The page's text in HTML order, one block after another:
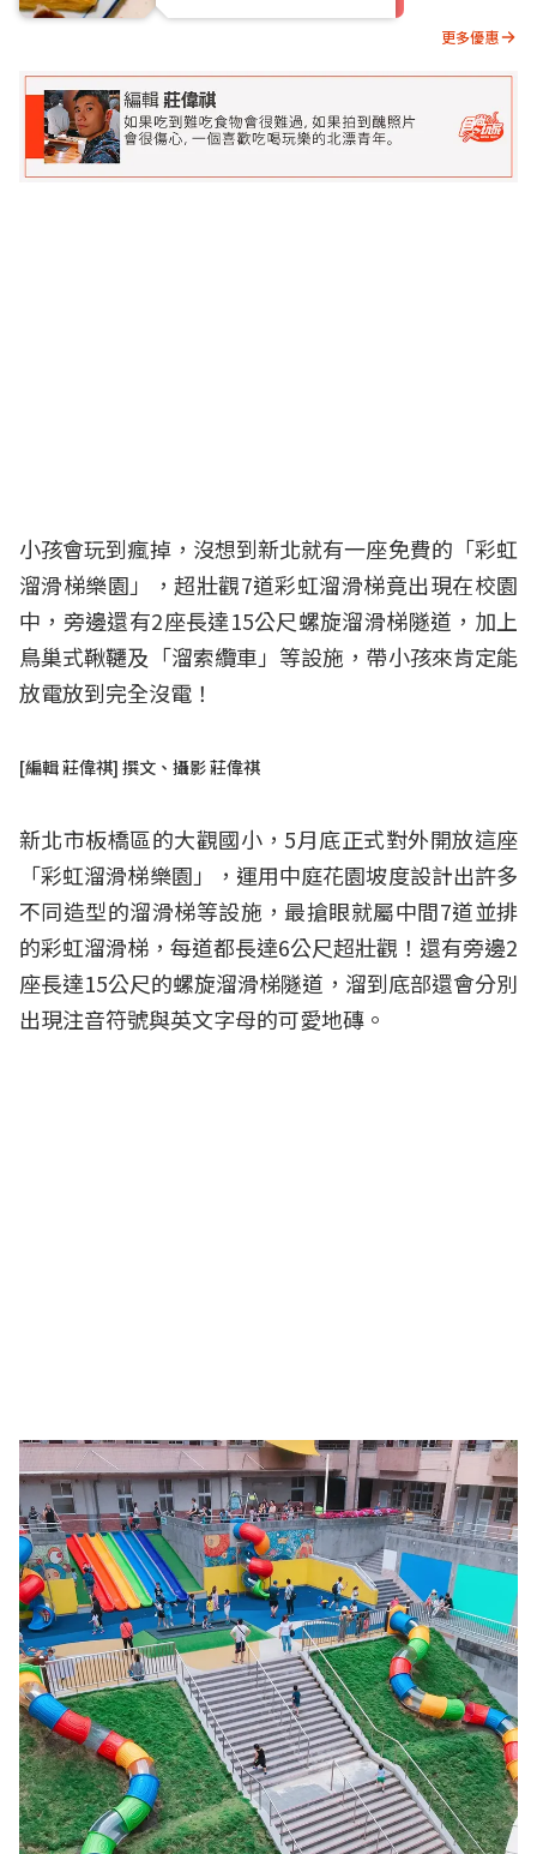
更多優惠
小孩會玩到瘋掉，沒想到新北就有一座免費的「彩虹
溜滑梯樂園」，超壯觀7道彩虹溜滑梯竟出現在校園
中，旁邊還有2座長達15公尺螺旋溜滑梯隧道，加上
鳥巢式鞦韆及「溜索纜車」等設施，帶小孩來肯定能
放電放到完全沒電！
[編輯 莊偉祺] 撰文、攝影 莊偉祺
新北市板橋區的大觀國小，5月底正式對外開放這座
「彩虹溜滑梯樂園」，運用中庭花園坡度設計出許多
不同造型的溜滑梯等設施，最搶眼就屬中間7道並排
的彩虹溜滑梯，每道都長達6公尺超壯觀！還有旁邊2
座長達15公尺的螺旋溜滑梯隧道，溜到底部還會分別
出現注音符號與英文字母的可愛地磚。